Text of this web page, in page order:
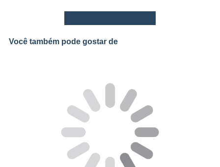
Você também pode gostar de